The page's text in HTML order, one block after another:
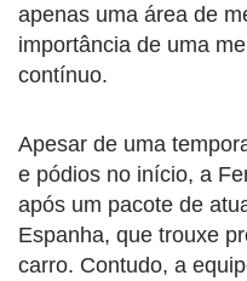
apenas uma área de
importância de uma
contínuo.
Apesar de uma
e pódios no início, a
após um pacote de
Espanha, que trouxe
carro. Contudo, a